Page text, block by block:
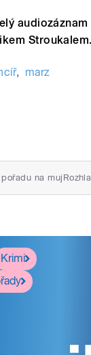
Stroukalem.
, marz
na
Krimi